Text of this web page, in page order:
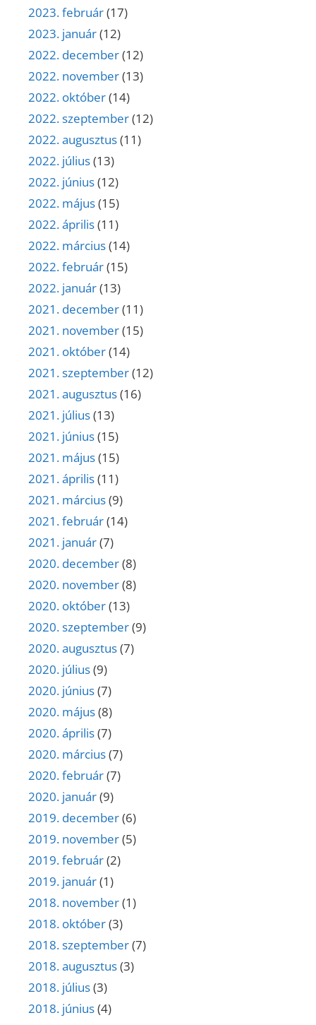
2023. február(17)
2023. január(12)
2022. december(12)
2022. november(13)
2022. október(14)
2022. szeptember(12)
2022. augusztus(11)
2022. július(13)
2022. június(12)
2022. május(15)
2022. április(11)
2022. március(14)
2022. február(15)
2022. január(13)
2021. december(11)
2021. november(15)
2021. október(14)
2021. szeptember(12)
2021. augusztus(16)
2021. július(13)
2021. június(15)
2021. május(15)
2021. április(11)
2021. március(9)
2021. február(14)
2021. január(7)
2020. december(8)
2020. november(8)
2020. október(13)
2020. szeptember(9)
2020. augusztus(7)
2020. július(9)
2020. június(7)
2020. május(8)
2020. április(7)
2020. március(7)
2020. február(7)
2020. január(9)
2019. december(6)
2019. november(5)
2019. február(2)
2019. január(1)
2018. november(1)
2018. október(3)
2018. szeptember(7)
2018. augusztus(3)
2018. július(3)
2018. június(4)